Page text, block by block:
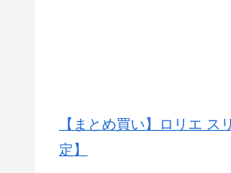
【まとめ買い】ロリエ
定】